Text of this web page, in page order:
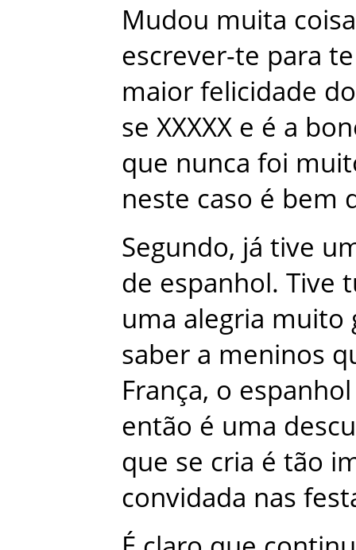
Mudou muita coisa
escrever-te para te
maior felicidade do
se XXXXX e é a
que nunca foi
neste caso é bem
Segundo, já tive
de espanhol. Tive
uma alegria muito
saber a meninos
França, o espanhol
então é uma
que se cria é tão
convidada nas